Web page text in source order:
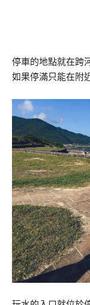
停車的地點就在跨
如果停滿只能在附